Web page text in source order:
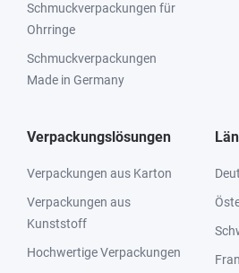
Schmuckverpackungen für
Ohrringe
Schmuckverpackungen
Made in Germany
Verpackungslösungen
Verpackungen aus Karton
Verpackungen aus
Kunststoff
Hochwertige Verpackungen